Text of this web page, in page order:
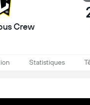
Crew
Statistiques